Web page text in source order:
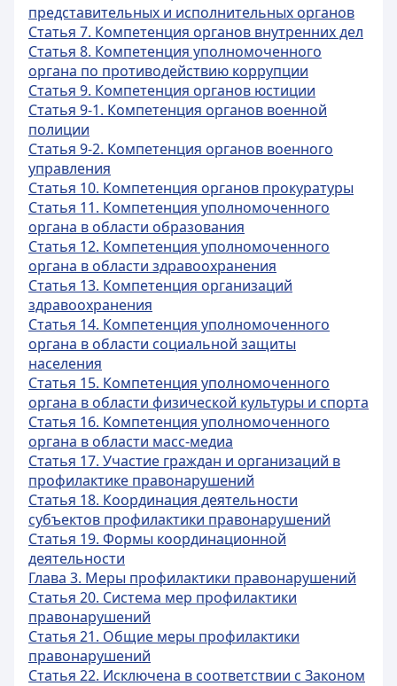
представительных и исполнительных органов
Статья 7. Компетенция органов внутренних дел
Статья 8. Компетенция уполномоченного
органа по противодействию коррупции
Статья 9. Компетенция органов юстиции
Статья 9-1. Компетенция органов военной
полиции
Статья 9-2. Компетенция органов военного
управления
Статья 10. Компетенция органов прокуратуры
Статья 11. Компетенция уполномоченного
органа в области образования
Статья 12. Компетенция уполномоченного
органа в области здравоохранения
Статья 13. Компетенция организаций
здравоохранения
Статья 14. Компетенция уполномоченного
органа в области социальной защиты
населения
Статья 15. Компетенция уполномоченного
органа в области физической культуры и спорта
Статья 16. Компетенция уполномоченного
органа в области масс-медиа
Статья 17. Участие граждан и организаций в
профилактике правонарушений
Статья 18. Координация деятельности
субъектов профилактики правонарушений
Статья 19. Формы координационной
деятельности
Глава 3. Меры профилактики правонарушений
Статья 20. Система мер профилактики
правонарушений
Статья 21. Общие меры профилактики
правонарушений
Статья 22. Исключена в соответствии с Законом